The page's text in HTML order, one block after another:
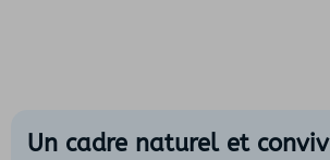
Un cadre naturel et